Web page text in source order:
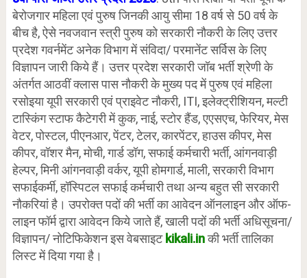
बेरोजगार महिला एवं पुरुष जिनकी आयु सीमा 18 वर्ष से 50 वर्ष के
बीच है, ऐसे नवजवान स्त्री पुरुष को सरकारी नौकरी के लिए उत्तर
प्रदेश गवर्नमेंट अनेक विभाग में संविदा/ परमानेंट सर्विस के लिए
विज्ञापन जारी किये हैं। उत्तर प्रदेश सरकारी जॉब भर्ती श्रेणी के
अंतर्गत आठवीं क्लास पास नौकरी के मुख्य पद में पुरुष एवं महिला
रसोइया यूपी सरकारी एवं प्राइवेट नौकरी, ITI, इलेक्ट्रीशियन, मल्टी
टास्किंग स्टाफ कैटेगरी में कुक, नाई, स्टोर हैंड, एएसएच, फेरियर, मेस
वेटर, पोस्टल, पीएनआर, पेंटर, टेलर, कारपेंटर, हाउस कीपर, मेस
कीपर, वॉशर मैन, मोची, गार्ड डॉग, सफाई कर्मचारी भर्ती, आंगनवाड़ी
हेल्पर, मिनी आंगनवाड़ी वर्कर, यूपी होमगार्ड, माली, सरकारी विभाग
सफाईकर्मी, हॉस्पिटल सफाई कर्मचारी तथा अन्य बहुत सी सरकारी
नौकरियां है। उपरोक्त पदों की भर्ती का आवेदन ऑनलाइन और ऑफ-
लाइन फॉर्म द्वारा आवेदन किये जाते हैं, खाली पदों की भर्ती अधिसूचना/
विज्ञापन/ नोटिफिकेशन इस वेबसाइट kikali.inकी भर्ती तालिका
लिस्ट में दिया गया है।